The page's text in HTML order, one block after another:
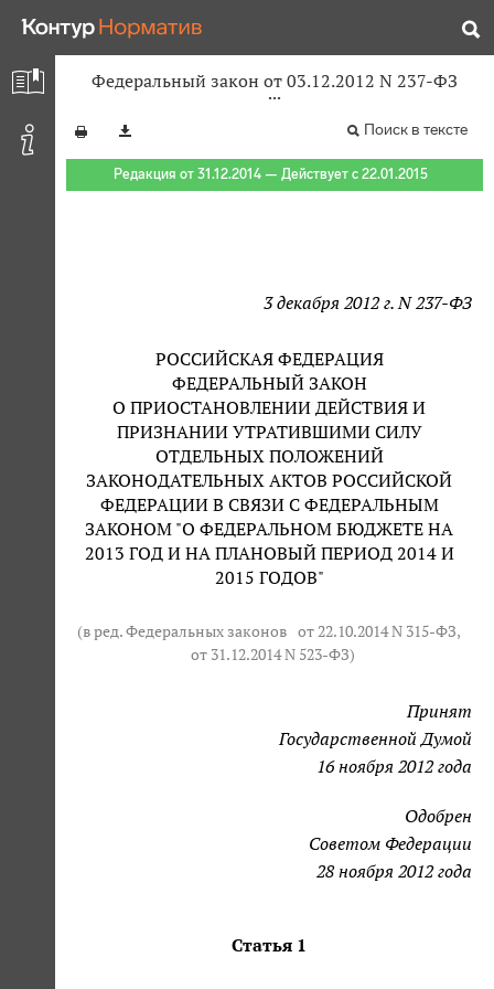
Федеральный закон от 03.12.2012 N 237-ФЗ
Поиск в тексте
Редакция от 31.12.2014 — Действует с 22.01.2015
3 декабря 2012 г. N 237-ФЗ
РОССИЙСКАЯ ФЕДЕРАЦИЯ
ФЕДЕРАЛЬНЫЙ ЗАКОН
О ПРИОСТАНОВЛЕНИИ ДЕЙСТВИЯ И
ПРИЗНАНИИ УТРАТИВШИМИ СИЛУ
ОТДЕЛЬНЫХ ПОЛОЖЕНИЙ
ЗАКОНОДАТЕЛЬНЫХ АКТОВ РОССИЙСКОЙ
ФЕДЕРАЦИИ В СВЯЗИ С ФЕДЕРАЛЬНЫМ
ЗАКОНОМ "О ФЕДЕРАЛЬНОМ БЮДЖЕТЕ НА
2013 ГОД И НА ПЛАНОВЫЙ ПЕРИОД 2014 И
2015 ГОДОВ"
(в ред. Федеральных законов от 22.10.2014 N 315-ФЗ,
от 31.12.2014 N 523-ФЗ)
Принят
Государственной Думой
16 ноября 2012 года
Одобрен
Советом Федерации
28 ноября 2012 года
Статья 1